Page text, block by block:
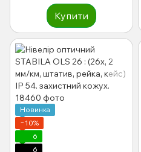
Купити
Новинка
−10%
6
6